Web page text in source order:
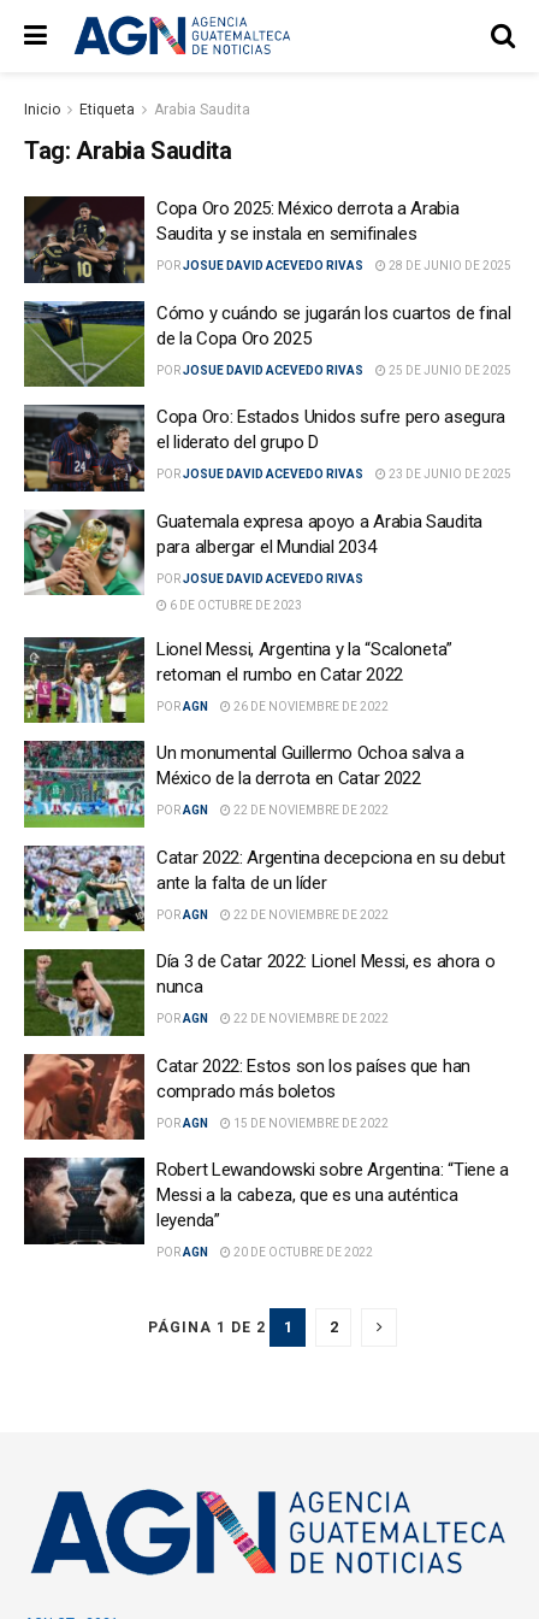
Inicio Etiqueta Arabia Saudita
Tag: Arabia Saudita
Copa Oro 2025: México derrota a Arabia
Saudita y se instala en semifinales
PORJOSUE DAVID ACEVEDO RIVAS 28 DE JUNIO DE 2025
Cómo y cuándo se jugarán los cuartos de final
de la Copa Oro 2025
PORJOSUE DAVID ACEVEDO RIVAS 25 DE JUNIO DE 2025
Copa Oro: Estados Unidos sufre pero asegura
el liderato del grupo D
PORJOSUE DAVID ACEVEDO RIVAS 23 DE JUNIO DE 2025
Guatemala expresa apoyo a Arabia Saudita
para albergar el Mundial 2034
PORJOSUE DAVID ACEVEDO RIVAS
6 DE OCTUBRE DE 2023
Lionel Messi, Argentina y la “Scaloneta”
retoman el rumbo en Catar 2022
PORAGN 26 DE NOVIEMBRE DE 2022
Un monumental Guillermo Ochoa salva a
México de la derrota en Catar 2022
PORAGN 22 DE NOVIEMBRE DE 2022
Catar 2022: Argentina decepciona en su debut
ante la falta de un líder
PORAGN 22 DE NOVIEMBRE DE 2022
Día 3 de Catar 2022: Lionel Messi, es ahora o
nunca
PORAGN 22 DE NOVIEMBRE DE 2022
Catar 2022: Estos son los países que han
comprado más boletos
PORAGN 15 DE NOVIEMBRE DE 2022
Robert Lewandowski sobre Argentina: “Tiene a
Messi a la cabeza, que es una auténtica
leyenda”
PORAGN 20 DE OCTUBRE DE 2022
PÁGINA 1 DE 2 1 2